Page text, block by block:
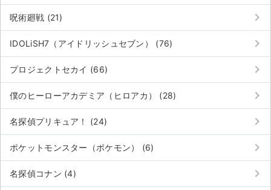
サイト情報
チケットジャム運営会社
チケットジャム利用規約
プライバシーポリシー
特定商取引法に基づく表記
公演登録依頼
不正転売禁止法について
呪術廻戦 (21) keyboard_arrow_right
IDOLiSH7（アイドリッシュセブン） (76) keyboard_arrow_right
プロジェクトセカイ (66) keyboard_arrow_right
僕のヒーローアカデミア（ヒロアカ） (28) keyboard_arrow_right
名探偵プリキュア！ (24) keyboard_arrow_right
ポケットモンスター（ポケモン） (6) keyboard_arrow_right
名探偵コナン (4) keyboard_arrow_right